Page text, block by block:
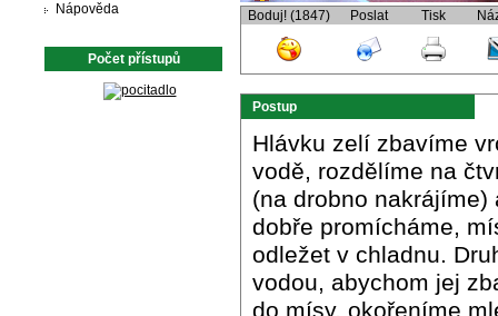
Nápověda
Počet přístupů
Boduj! (1847) Poslat Tisk
Postup
Hlávku zelí zbavíme
vodě, rozdělíme na
(na drobno
dobře promícháme,
odležet v chladnu.
vodou, abychom jej
do mísy, okořeníme